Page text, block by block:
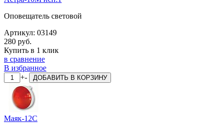
Оповещатель световой
Артикул: 03149
280 руб.
Купить в 1 клик
в сравнение
В избранное
+- ДОБАВИТЬ В КОРЗИНУ
Маяк-12С